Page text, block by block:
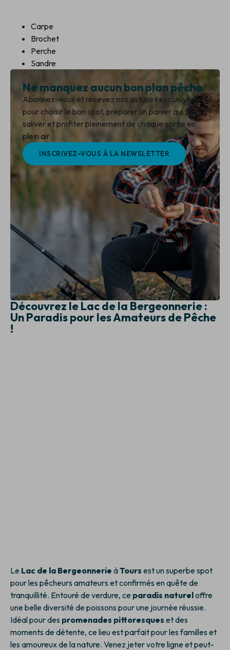
Carpe
Brochet
Perche
Sandre
Ne manquez aucun bon plan pêche
Abonnez-vous et recevez nos astuces exclusives
pour choisir le bon spot, préparer un panier qui fait
saliver et profiter pleinement de chaque sortie en
plein air.
INSCRIVEZ-VOUS À LA NEWSLETTER
Découvrez le Lac de la Bergeonnerie :
Un Paradis pour les Amateurs de Pêche
!
Le Lac de la Bergeonnerie àTours est un superbe spot
pour les pêcheurs amateurs et confirmés en quête de
tranquillité. Entouré de verdure, ce paradis natureloffre
une belle diversité de poissons pour une journée réussie.
Idéal pour des promenades pittoresques et des
moments de détente, ce lieu est parfait pour les familles et
les amoureux de la nature. Venez jeter votre ligne et peut-